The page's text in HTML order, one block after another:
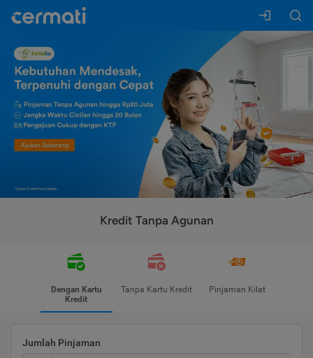
Kredit Tanpa Agunan
Dengan Kartu
Kredit
Tanpa Kartu Kredit Pinjaman Kilat
Jumlah Pinjaman